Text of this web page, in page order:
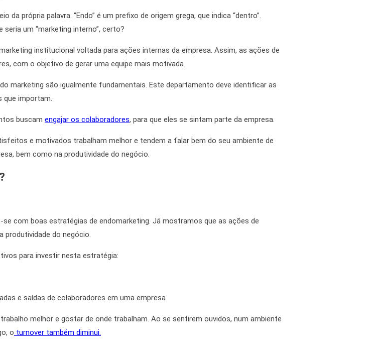
própria palavra. “Endo” é um prefixo de origem grega, que indica “dentro”.
um “marketing interno”, certo?
institucional voltada para ações internas da empresa. Assim, as ações de
com o objetivo de gerar uma equipe mais motivada.
marketing são igualmente fundamentais. Este departamento deve identificar as
que importam.
buscam engajar os colaboradores, para que eles se sintam parte da empresa.
e motivados trabalham melhor e tendem a falar bem do seu ambiente de
bem como na produtividade do negócio.
?
com boas estratégias de endomarketing. Já mostramos que as ações de
produtividade do negócio.
para investir nesta estratégia:
e saídas de colaboradores em uma empresa.
melhor e gostar de onde trabalham. Ao se sentirem ouvidos, num ambiente
, o turnover também diminui.